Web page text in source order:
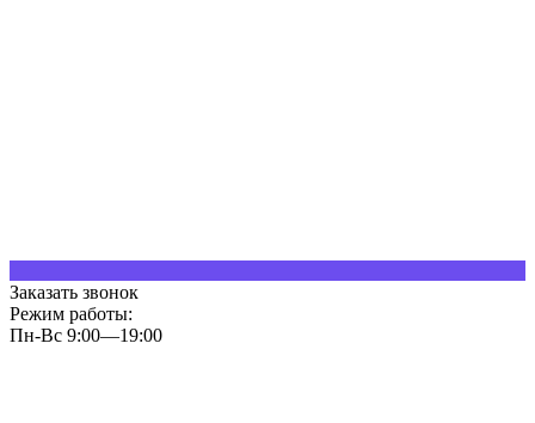
Заказать звонок
Режим работы:
Пн-Вс 9:00—19:00